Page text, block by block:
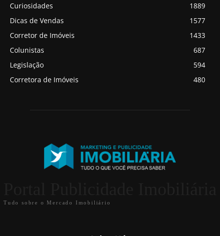
Curiosidades
1889
Dicas de Vendas
1577
Corretor de Imóveis
1433
Colunistas
687
Legislação
594
Corretora de Imóveis
480
Tudo sobre o Mercado Imobiliário